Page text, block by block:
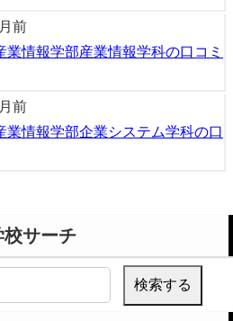
前
業情報学部産業情報学科の口コミ
前
業情報学部企業システム学科の口
校サーチ